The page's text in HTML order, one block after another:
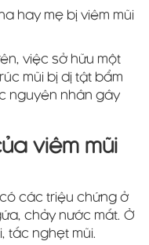
hay mẹ bị viêm mũi
việc sở hữu một
mũi bị dị tật bẩm
nguyên nhân gây
viêm mũi
các triệu chứng ở
chảy nước mắt. Ở
tắc nghẹt mũi.